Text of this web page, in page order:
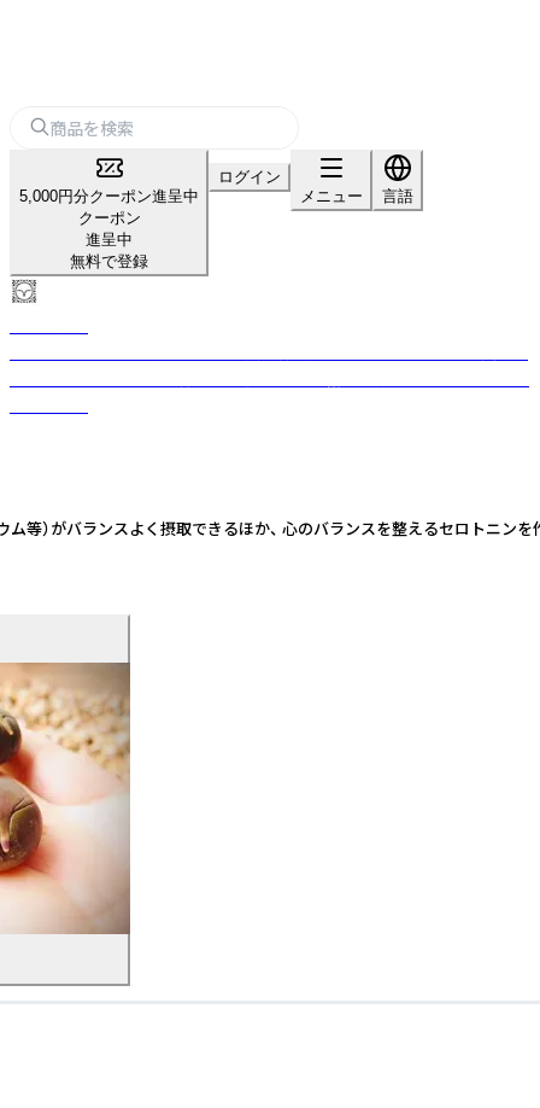
5,000円分クーポン進呈中
クーポン
進呈中
無料で登録
ログイン
メニュー
言語
）がバランスよく摂取できるほか、 心のバランスを整えるセロ